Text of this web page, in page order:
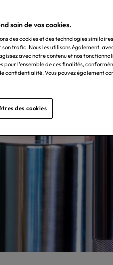
soin de vos cookies.
des cookies et des technologies
son trafic. Nous les utilisons également,
avec notre contenu et nos
pour l’ensemble de ces finalités,
confidentialité. Vous pouvez également
des cookies